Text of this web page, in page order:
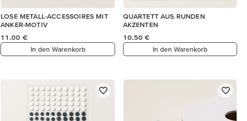
LOSE METALL-ACCESSOIRES MIT
ANKER-MOTIV
11,00 €
In den Warenkorb
QUARTETT AUS RUNDEN
AKZENTEN
10,50 €
In den Warenkorb